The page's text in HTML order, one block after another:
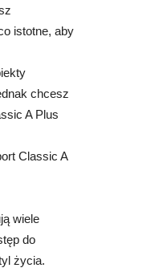
istotne, aby
chcesz
A Plus
Classic A
wiele
do
życia.